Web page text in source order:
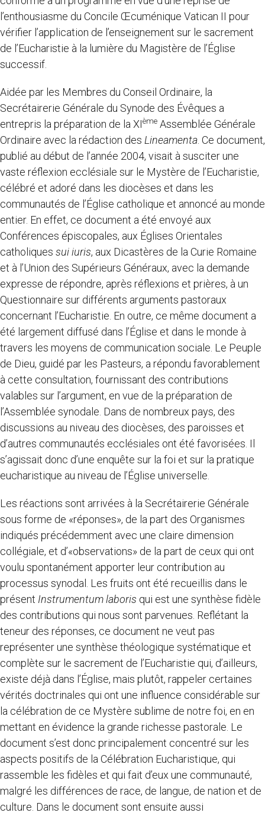
l’enthousiasme du Concile Œcuménique Vatican II pour
vérifier l’application de l’enseignement sur le sacrement
de l’Eucharistie à la lumière du Magistère de l’Église
successif.
Aidée par les Membres du Conseil Ordinaire, la
Secrétairerie Générale du Synode des Évêques a
entrepris la préparation de la XIème Assemblée Générale
Ordinaire avec la rédaction des Lineamenta . Ce document,
publié au début de l’année 2004, visait à susciter une
vaste réflexion ecclésiale sur le Mystère de l’Eucharistie,
célébré et adoré dans les diocèses et dans les
communautés de l’Église catholique et annoncé au monde
entier. En effet, ce document a été envoyé aux
Conférences épiscopales, aux Églises Orientales
catholiques sui iuris, aux Dicastères de la Curie Romaine
et à l’Union des Supérieurs Généraux, avec la demande
expresse de répondre, après réflexions et prières, à un
Questionnaire sur différents arguments pastoraux
concernant l’Eucharistie. En outre, ce même document a
été largement diffusé dans l’Église et dans le monde à
travers les moyens de communication sociale. Le Peuple
de Dieu, guidé par les Pasteurs, a répondu favorablement
à cette consultation, fournissant des contributions
valables sur l’argument, en vue de la préparation de
l’Assemblée synodale. Dans de nombreux pays, des
discussions au niveau des diocèses, des paroisses et
d’autres communautés ecclésiales ont été favorisées. Il
s’agissait donc d’une enquête sur la foi et sur la pratique
eucharistique au niveau de l’Église universelle.
Les réactions sont arrivées à la Secrétairerie Générale
sous forme de «réponses», de la part des Organismes
indiqués précédemment avec une claire dimension
collégiale, et d’«observations» de la part de ceux qui ont
voulu spontanément apporter leur contribution au
processus synodal. Les fruits ont été recueillis dans le
présent Instrumentum laboris qui est une synthèse fidèle
des contributions qui nous sont parvenues. Reflétant la
teneur des réponses, ce document ne veut pas
représenter une synthèse théologique systématique et
complète sur le sacrement de l’Eucharistie qui, d’ailleurs,
existe déjà dans l’Église, mais plutôt, rappeler certaines
vérités doctrinales qui ont une influence considérable sur
la célébration de ce Mystère sublime de notre foi, en en
mettant en évidence la grande richesse pastorale. Le
document s’est donc principalement concentré sur les
aspects positifs de la Célébration Eucharistique, qui
rassemble les fidèles et qui fait d’eux une communauté,
malgré les différences de race, de langue, de nation et de
culture. Dans le document sont ensuite aussi